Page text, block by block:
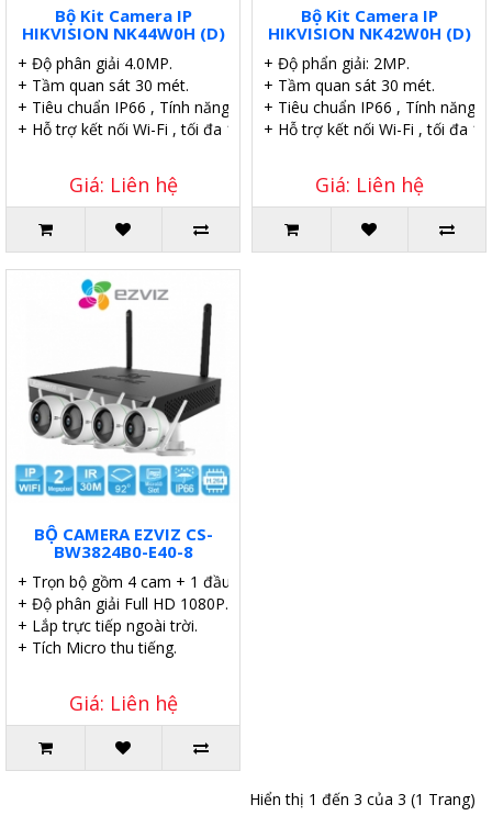
Bộ Kit Camera IP
HIKVISION NK44W0H (D)
+ Độ phân giải 4.0MP.
+ Tầm quan sát 30 mét.
+ Tiêu chuẩn IP66 , Tính năng DWDR.
+ Hỗ trợ kết nối Wi-Fi , tối đa 120m.
Giá: Liên hệ
Bộ Kit Camera IP
HIKVISION NK42W0H (D)
+ Độ phẩn giải: 2MP.
+ Tầm quan sát 30 mét.
+ Tiêu chuẩn IP66 , Tính năng
+ Hỗ trợ kết nối Wi-Fi , tối đa
Giá: Liên hệ
BỘ CAMERA EZVIZ CS-
BW3824B0-E40-8
+ Trọn bộ gồm 4 cam + 1 đầu ghi.
+ Độ phân giải Full HD 1080P.
+ Lắp trực tiếp ngoài trời.
+ Tích Micro thu tiếng.
Giá: Liên hệ
Hiển thị 1 đến 3 của 3 (1 Trang)